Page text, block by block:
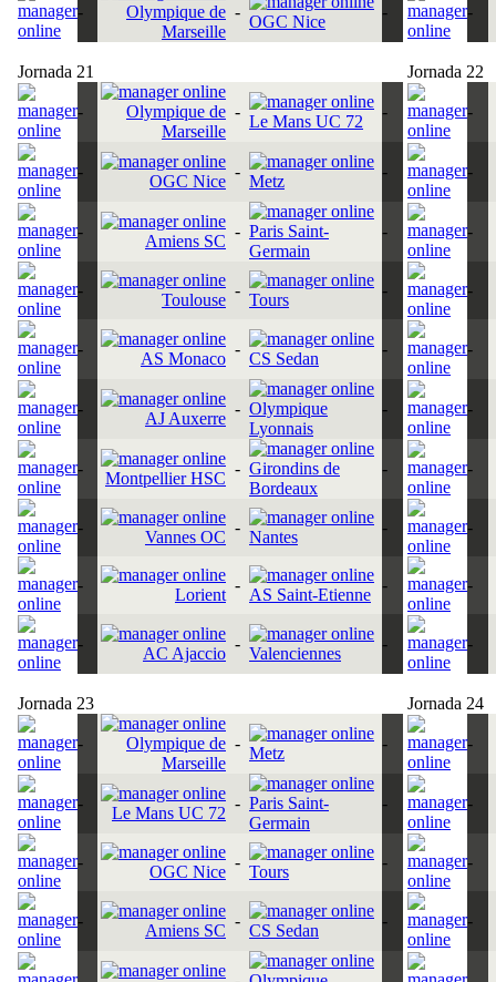
-
Olympique de
Marseille
-
OGC Nice
- -
Jornada 21 Jornada 22
-
Olympique de
Marseille
-
Le Mans UC 72
- -
-
OGC Nice
-
Metz
- -
-
Amiens SC
- Paris Saint-
Germain
- -
-
Toulouse
-
Tours
- -
-
AS Monaco
-
CS Sedan
- -
-
AJ Auxerre
- Olympique
Lyonnais
- -
-
Montpellier HSC
- Girondins de
Bordeaux
- -
-
Vannes OC
-
Nantes
- -
-
Lorient
-
AS Saint-Etienne
- -
-
AC Ajaccio
-
Valenciennes
- -
Jornada 23 Jornada 24
-
Olympique de
Marseille
-
Metz
- -
-
Le Mans UC 72
- Paris Saint-
Germain
- -
-
OGC Nice
-
Tours
- -
-
Amiens SC
-
CS Sedan
- -